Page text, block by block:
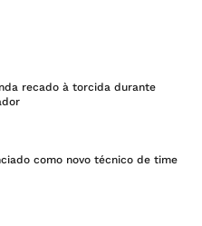
recado à torcida durante
como novo técnico de time